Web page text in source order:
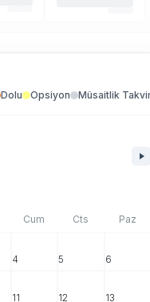
Dolu Opsiyon Müsaitlik
Cum Cts Paz
4 5 6
11 12 13